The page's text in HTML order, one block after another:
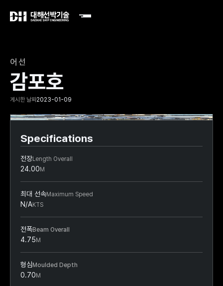
어선
감포호
게시한 날짜2023-01-09
Slide 2 of 2.
Specifications
전장Length Overall
24.00 M
최대 선속Maximum Speed
N/AKTS
전폭Beam Overall
4.75 M
형심 Moulded Depth
0.70 M